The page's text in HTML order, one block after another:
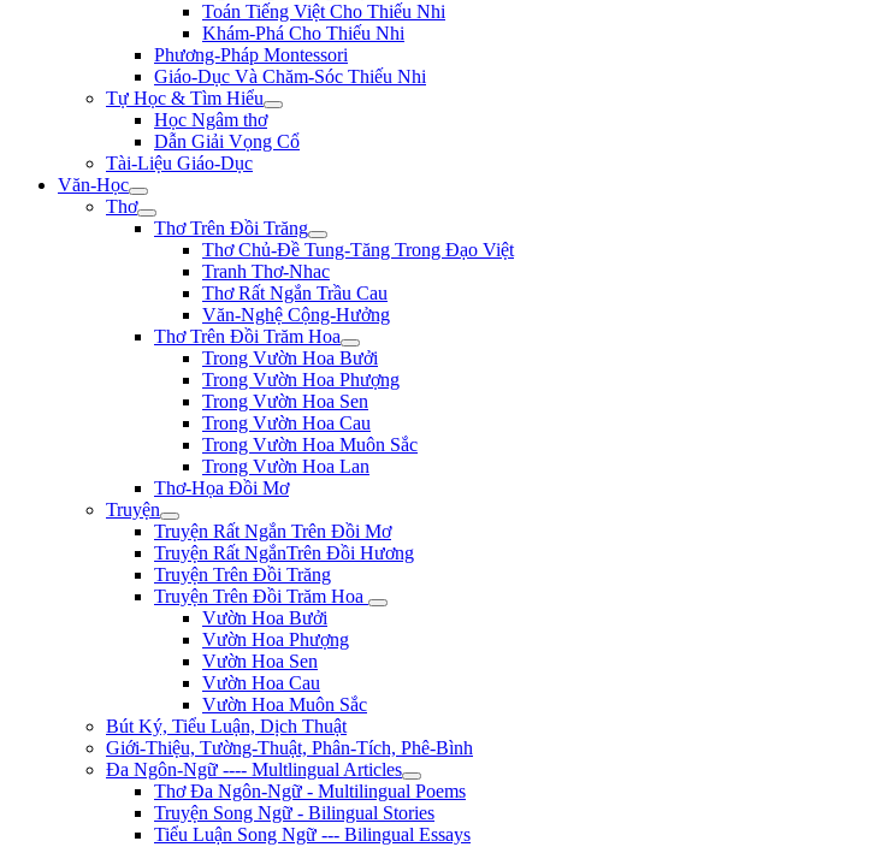
Toán Tiếng Việt Cho Thiếu Nhi
Khám-Phá Cho Thiếu Nhi
Phương-Pháp Montessori
Giáo-Dục Và Chăm-Sóc Thiếu Nhi
Tự Học & Tìm Hiểu
Học Ngâm thơ
Dẫn Giải Vọng Cổ
Tài-Liệu Giáo-Dục
Văn-Học
Thơ
Thơ Trên Đồi Trăng
Thơ Chủ-Đề Tung-Tăng Trong Đạo Việt
Tranh Thơ-Nhac
Thơ Rất Ngắn Trầu Cau
Văn-Nghệ Cộng-Hưởng
Thơ Trên Đồi Trăm Hoa
Trong Vườn Hoa Bưởi
Trong Vườn Hoa Phượng
Trong Vườn Hoa Sen
Trong Vườn Hoa Cau
Trong Vườn Hoa Muôn Sắc
Trong Vườn Hoa Lan
Thơ-Họa Đồi Mơ
Truyện
Truyện Rất Ngắn Trên Đồi Mơ
Truyện Rất NgắnTrên Đồi Hương
Truyện Trên Đồi Trăng
Truyện Trên Đồi Trăm Hoa
Vườn Hoa Bưởi
Vườn Hoa Phượng
Vườn Hoa Sen
Vườn Hoa Cau
Vườn Hoa Muôn Sắc
Bút Ký, Tiểu Luận, Dịch Thuật
Giới-Thiệu, Tường-Thuật, Phân-Tích, Phê-Bình
Đa Ngôn-Ngữ ---- Multlingual Articles
Thơ Đa Ngôn-Ngữ - Multilingual Poems
Truyện Song Ngữ - Bilingual Stories
Tiểu Luận Song Ngữ --- Bilingual Essays